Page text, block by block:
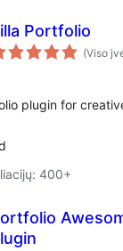
Portfolio
(Viso
plugin for
400+